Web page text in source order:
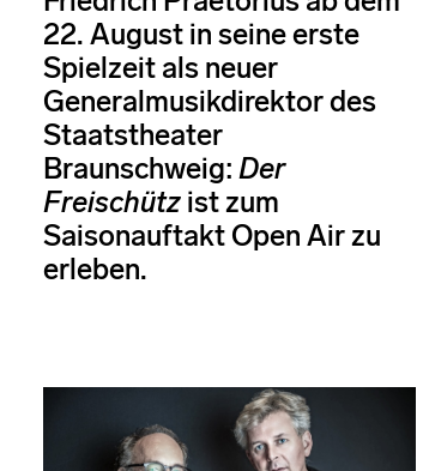
22. August in seine erste
Spielzeit als neuer
Generalmusikdirektor des
Staatstheater
Braunschweig: Der
Freischütz ist zum
Saisonauftakt Open Air zu
erleben.